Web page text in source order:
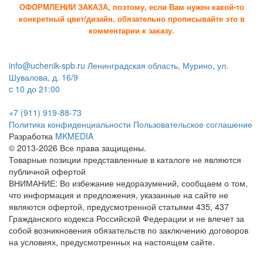
ОФОРМЛЕНИИ ЗАКАЗА, поэтому, если Вам нужен какой-то
конкретный цвет/дизайн, обязательно прописывайте это в
комментарии к заказу.
info@uchenik-spb.ru Ленинградская область, Мурино, ул.
Шувалова, д. 16/9
c 10 до 21:00
+7 (911) 919-88-73
Политика конфиденциальности Пользовательское соглашение
Разработка MKMEDIA
© 2013-2026 Все права защищены.
Товарные позиции представленные в каталоге не являются
публичной офертой
ВНИМАНИЕ: Во избежание недоразумений, сообщаем о том,
что информация и предложения, указанные на сайте не
являются офертой, предусмотренной статьями 435, 437
Гражданского кодекса Российской Федерации и не влечет за
собой возникновения обязательств по заключению договоров
на условиях, предусмотренных на настоящем сайте.